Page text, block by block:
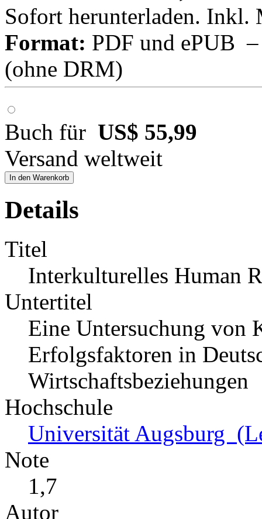
Sofort herunterladen. Inkl.
Format: PDF und ePUB
(ohne DRM)
Buch für US$ 55,99
Versand weltweit
In den Warenkorb
Details
Titel
Interkulturelles Human
Untertitel
Eine Untersuchung von
Erfolgsfaktoren in
Wirtschaftsbeziehungen
Hochschule
Universität Augsburg
Note
1,7
Autor